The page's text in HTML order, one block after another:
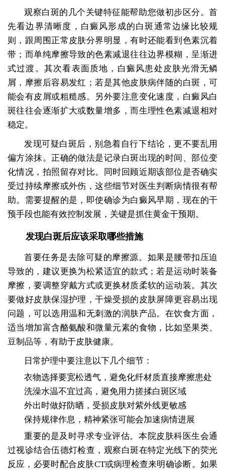
观察白斑的几个关键特征能帮助您做初步区分。首
先看边界清晰度，白癜风形成的白斑通常边缘比较规
则，跟周围正常皮肤分界明显，有时还能看到色素沉着
带；而单纯摩擦导致的色素减退往往边界模糊，呈渐进
式过渡。其次看表面质地，白癜风患处皮肤光滑无鳞
屑，摩擦后容易发红；若是其他皮肤病伴随的白斑，可
能会有皮屑或粗糙感。另外要注意变化速度，白癜风白
斑往往会逐渐扩大或数量增多，而生理性色素减退相对
稳定。
发现可疑白斑后，别急着自行下结论，更不要乱用
偏方涂抹。正确的做法是记录白斑出现的时间、部位变
化情况，拍照留存对比。同时回顾近期该部位是否确实
受过持续摩擦或外伤，这些细节对医生判断病情很有帮
助。需要提醒的是，即使确诊为白癜风早期，现在的干
预手段也能有效控制发展，关键是抓住黄金干预期。
发现白斑后应该采取哪些措施
首要任务是去除可疑的摩擦源。如果是腰带扣压迫
导致的，建议更换为松紧适宜的款式；若是运动时装备
摩擦，要调整穿戴方式或更换材质柔软的运动装。其次
要做好皮肤保湿护理，干燥受损的皮肤屏障更容易出现
问题，可以选用温和无刺激的润肤产品。在饮食方面，
适当增加富含酪氨酸和微量元素的食物，比如坚果类、
豆制品等，有助于皮肤健康。
日常护理中要注意以下几个细节：
衣物选择要宽松透气，避免化纤材质直接摩擦患处
洗澡水温不宜过高，避免用力搓揉白斑区域
外出时做好防晒，受损皮肤对紫外线更敏感
保持规律作息，精神紧张可能会加速病情进展
重要的是及时寻求专业评估。本院皮肤科医生会通
过视诊结合伍德灯检查，观察白斑在特定光线下的荧光
反应，必要时配合皮肤CT或病理检查来明确诊断。如果